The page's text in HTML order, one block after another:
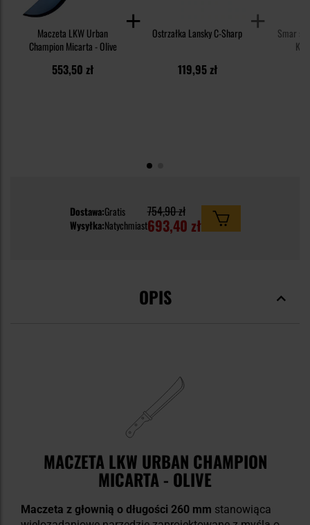
Maczeta LKW Urban
Champion Micarta - Olive
553,50 zł
Ostrzałka Lansky C-Sharp
119,95 zł
Smar
Dostawa:Gratis
Wysyłka:Natychmiast
754,90 zł
693,40 zł
OPIS
MACZETA LKW URBAN CHAMPION
MICARTA - OLIVE
Maczeta z głownią o długości 260 mm stanowiąca